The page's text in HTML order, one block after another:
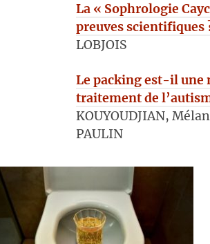
La « Sophrologie
preuves scientifiques
LOBJOIS
Le packing est-il une
traitement de
KOUYOUDJIAN,
PAULIN